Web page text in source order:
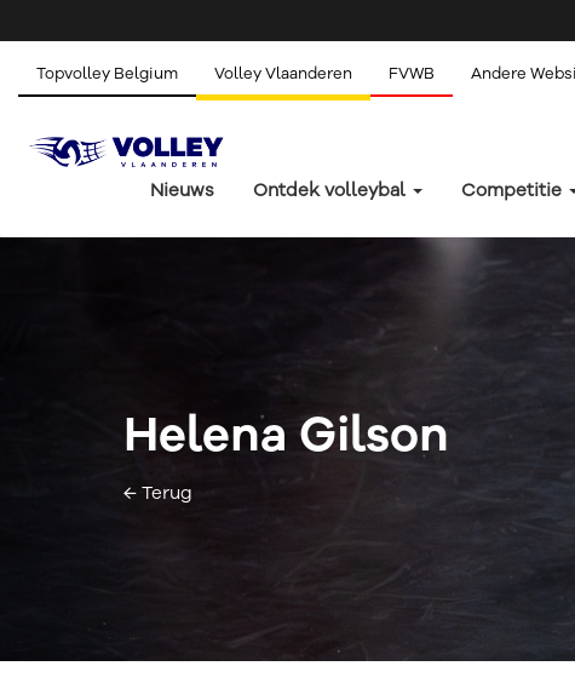
Topvolley Belgium Volley Vlaanderen FVWB Andere
Nieuws Ontdek volleybal Competitie
Helena Gilson
← Terug